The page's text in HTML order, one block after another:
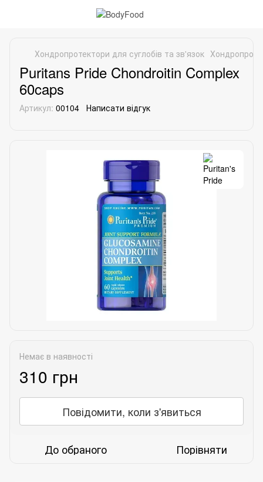
Хондропротектори для суглобів та зв'язок
Puritans Pride Chondroitin Complex
60caps
Артикул: 00104 Написати відгук
Немає в наявності
310 грн
Повідомити, коли з'явиться
До обраного Порівняти